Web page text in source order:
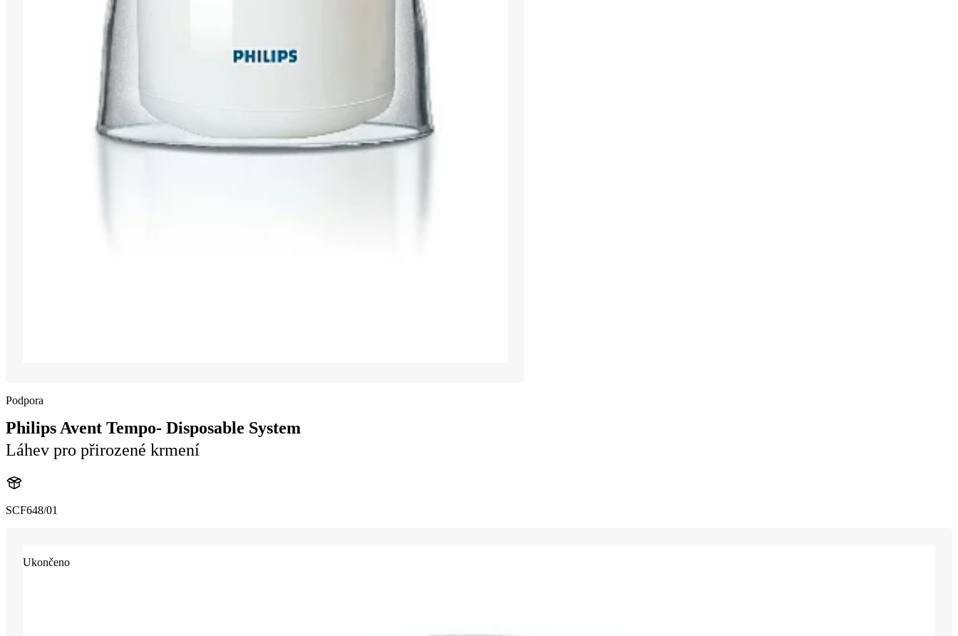
Podpora
Philips Avent Tempo- Disposable System
Láhev pro přirozené krmení
SCF648/01
Ukončeno